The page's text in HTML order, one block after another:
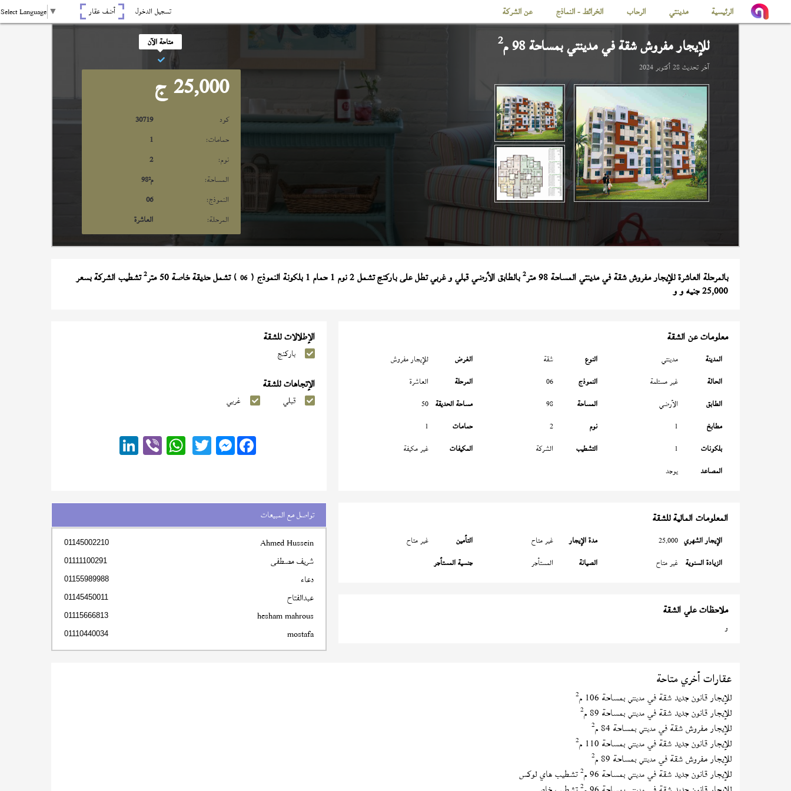
الرئيسية مدينتي الرحاب الخرائط - النماذج عن الشركة تسجيل الدخول أضف عقار Select Language ▼
للإيجار مفروش شقة فيمدينتيبمساحة 98 م 2
آخر تحديث28 أكتوبر 2024
متاحة الآن
25,000 ج
كود
30719
حمامات:
1
نوم:
2
المساحة:
98م²
النموذج:
06
المرحلة:
العاشرة
بالمرحلة العاشرة للإيجار مفروش شقة في مدينتي المساحة 98 متر 2بالطابق الأرضي قبلي و غربي تطل على باركنج تشمل 2 نوم 1 حمام 1 بلكونة النموذج ( 06 ) تشمل حديقة خاصة 50 متر 2تشطيب الشركة بسعر
25,000 جنيه و و
معلومات عن الشقة
المدينة مدينتي النوع شقة الغرض
للإيجار مفروش
الحالة
غير مستلمة النموذج 06 المرحلة
العاشرة
الطابق
الأرضي المساحة 98 مساحة الحديقة 50
مطابخ
1 نوم 2 حمامات
1
بلكونات
1 التشطيب الشركة المكيفات
غير مكيفة
المصاعد
يوجد
الإطلالات للشقة
باركنج
الإتجاهات للشقة
قبلي غربي
Messenger
المعلومات المالية للشقة
الإيجار الشهري 25,000 مدة الإيجار غير متاح التأمين
غير متاح
الزيادة السنوية غير متاح الصيانة المستأجر جنسية المستأجر
ملاحظات علي الشقة
و
تواصل مع المبيعات
Ahmed Hussein
01145002210
شريف مصطفى 01111100291
دعاء 01155989988
عبدالفتاح 01145450011
hesham mahrous
01115666813
mostafa
01110440034
عقارات أخري متاحة
للإيجار قانون جديد شقة في مدينتي بمساحة 106 م 2
للإيجار قانون جديد شقة في مدينتي بمساحة 89 م 2
للإيجار مفروش شقة في مدينتي بمساحة 84 م 2
للإيجار قانون جديد شقة في مدينتي بمساحة 110 م 2
للإيجار مفروش شقة في مدينتي بمساحة 89 م 2
للإيجار قانون جديد شقة في مدينتي بمساحة 96 م 2تشطيب هاي لوكس
2